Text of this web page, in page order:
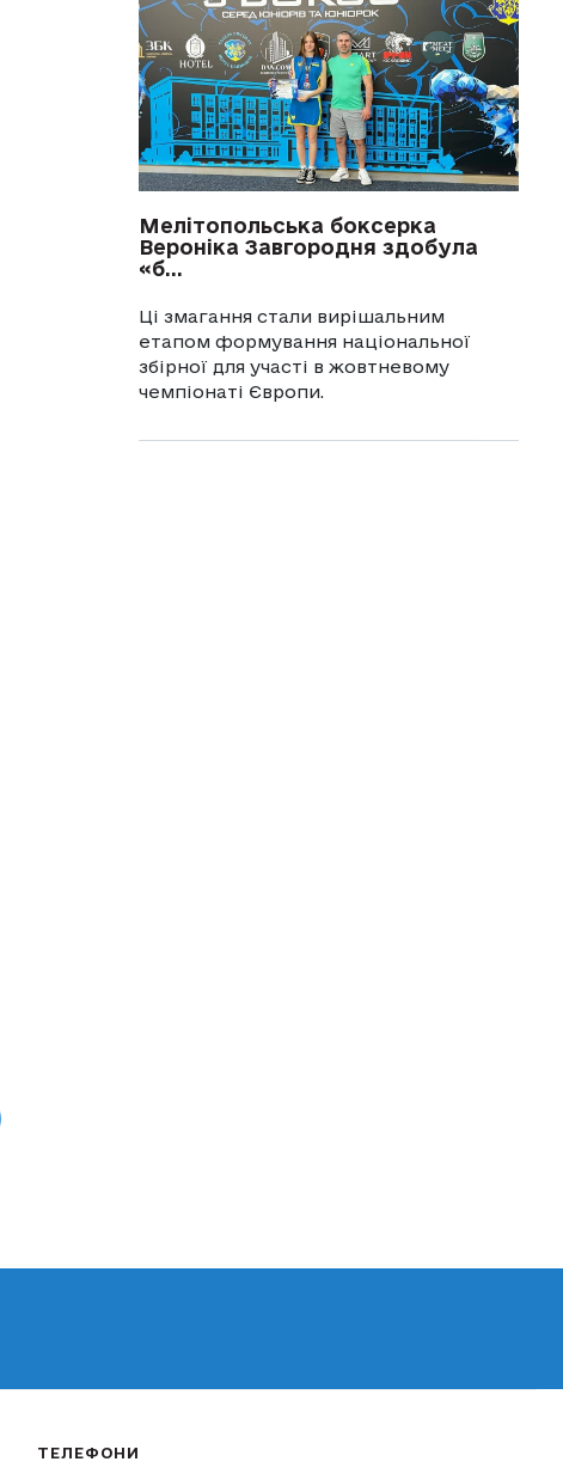
Мелітопольська боксерка
Вероніка Завгородня здобула
«б...
Ці змагання стали вирішальним
етапом формування національної
збірної для участі в жовтневому
чемпіонаті Європи.
ТЕЛЕФОНИ